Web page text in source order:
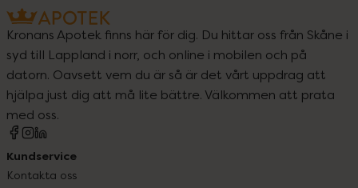
Kronans Apotek finns här för dig. Du hittar oss från Skåne i
syd till Lappland i norr, och online i mobilen och på
datorn. Oavsett vem du är så är det vårt uppdrag att
hjälpa just dig att må lite bättre. Välkommen att prata
med oss.
Kundservice
Kontakta oss